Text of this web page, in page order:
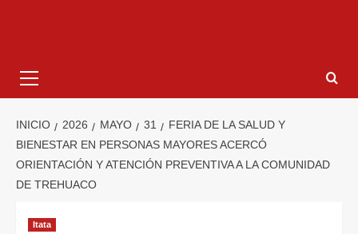
INICIO 2026 MAYO 31
FERIA DE LA SALUD Y
BIENESTAR EN PERSONAS MAYORES ACERCÓ
ORIENTACIÓN Y ATENCIÓN PREVENTIVA A LA COMUNIDAD
DE TREHUACO
Itata